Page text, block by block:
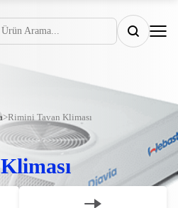
>Rimini Tavan Kliması